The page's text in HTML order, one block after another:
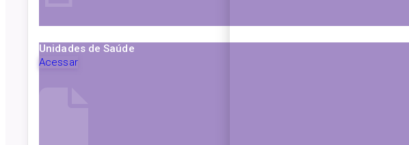
Unidades de Saúde
Acessar